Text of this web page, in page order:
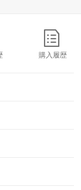
購入履歴